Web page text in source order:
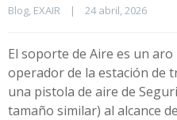
Blog, EXAIR | 24 abril, 2026
El soporte de Aire es un
operador de la estación de
una pistola de aire de
tamaño similar) al alcance